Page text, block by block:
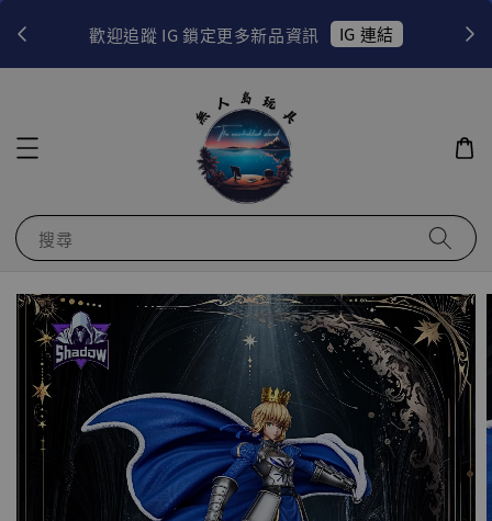
歡迎追蹤 IG 鎖定更多新品資訊 IG 連結
搜尋